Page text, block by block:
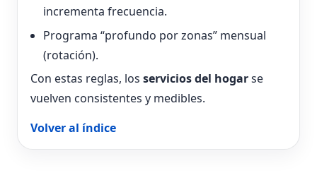
incrementa frecuencia.
Programa “profundo por zonas” mensual
(rotación).
Con estas reglas, los servicios del hogarse
vuelven consistentes y medibles.
Volver al índice